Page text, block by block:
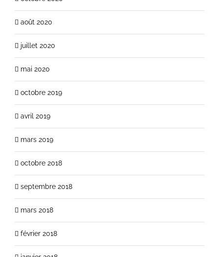
août 2020
juillet 2020
mai 2020
octobre 2019
avril 2019
mars 2019
octobre 2018
septembre 2018
mars 2018
février 2018